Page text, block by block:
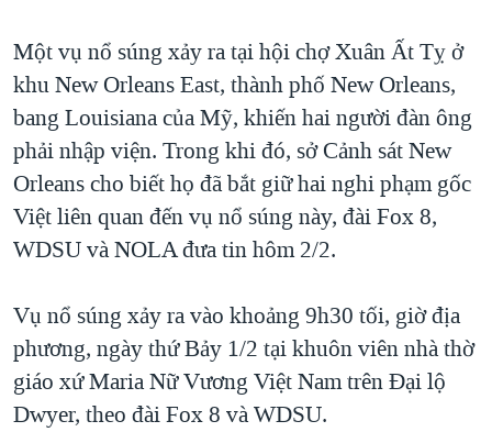
CÁC GIÁ TRỊ CỘNG HÒA Ở VIỆT NAM
THƯỢNG ĐỈNH TRUMP-KIM TẠI VIỆT NAM
TRỊNH VĨNH BÌNH VS. CHÍNH PHỦ VIỆT NAM
NGƯ DÂN VIỆT VÀ LÀN SÓNG TRỘM HẢI SÂM
BÊN KIA QUỐC LỘ: TIẾNG VỌNG TỪ NÔNG THÔN MỸ
QUAN HỆ VIỆT MỸ
Một vụ nổ súng xảy ra tại hội chợ Xuân Ất Tỵ ở
khu New Orleans East, thành phố New Orleans,
bang Louisiana của Mỹ, khiến hai người đàn ông
phải nhập viện. Trong khi đó, sở Cảnh sát New
Orleans cho biết họ đã bắt giữ hai nghi phạm gốc
Việt liên quan đến vụ nổ súng này, đài Fox 8,
WDSU và NOLA đưa tin hôm 2/2.
Vụ nổ súng xảy ra vào khoảng 9h30 tối, giờ địa
phương, ngày thứ Bảy 1/2 tại khuôn viên nhà thờ
giáo xứ Maria Nữ Vương Việt Nam trên Đại lộ
Dwyer, theo đài Fox 8 và WDSU.